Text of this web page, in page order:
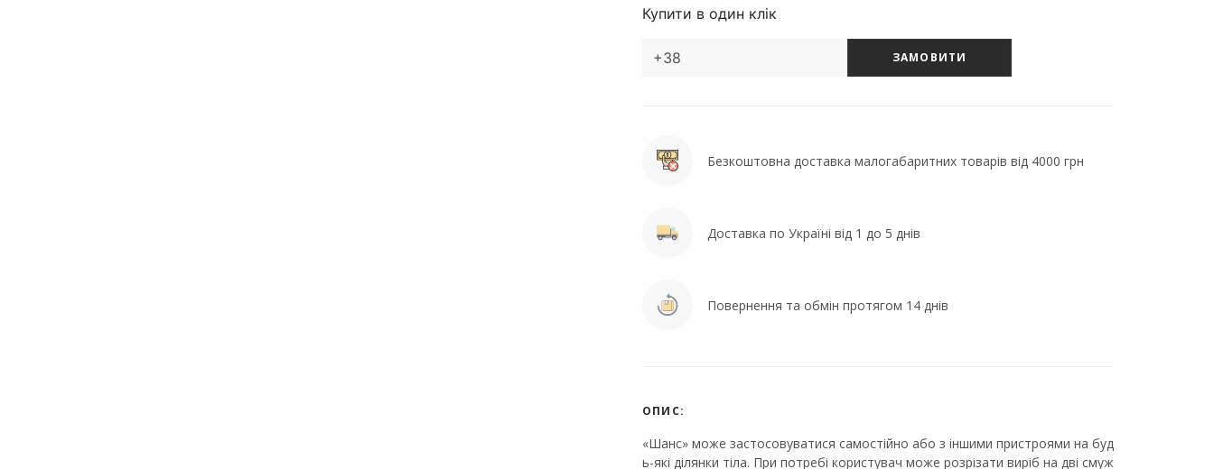
Купити в один клік
ЗАМОВИТИ
Безкоштовна доставка малогабаритних товарів від 4000 грн
Доставка по Україні від 1 до 5 днів
Повернення та обмін протягом 14 днів
ОПИС:
«Шанс» може застосовуватися самостійно або з іншими пристроями на буд
ь-які ділянки тіла. При потребі користувач може розрізати виріб на дві смуж